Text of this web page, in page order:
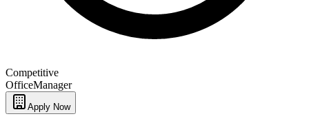
Competitive
OfficeManager
Apply Now